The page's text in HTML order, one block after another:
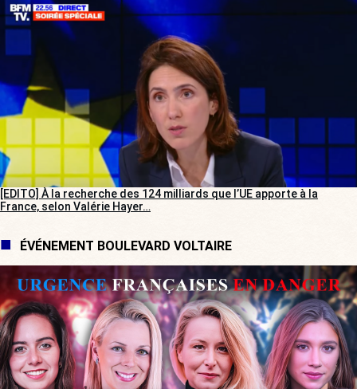
[EDITO] À la recherche des 124 milliards que l’UE apporte à la
France, selon Valérie Hayer…
ÉVÉNEMENT BOULEVARD VOLTAIRE